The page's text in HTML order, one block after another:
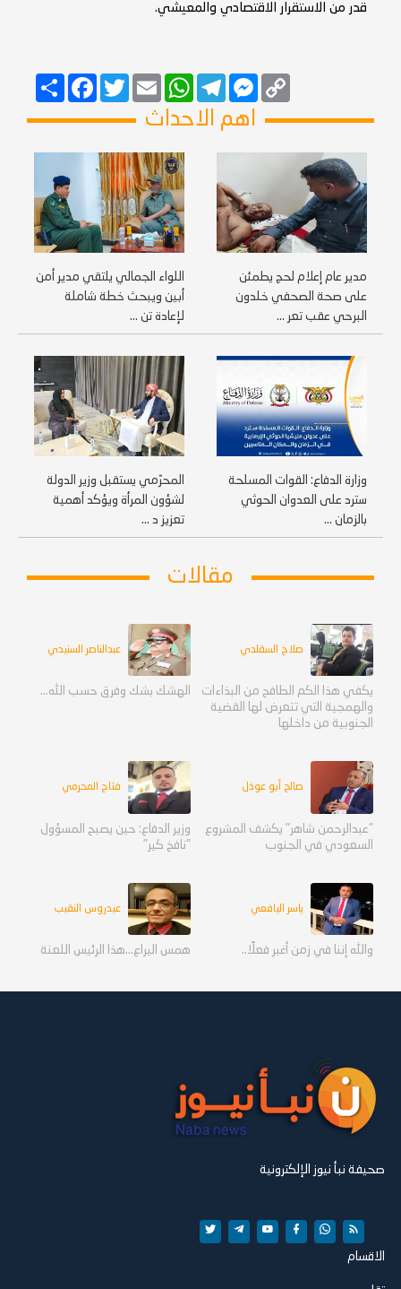
قدر من الاستقرار الاقتصادي والمعيشي.
انشر
FacebookTwitterEmail
WhatsAppTelegram
MessengerCopy
Link
اهم الاحداث
مدير عام إعلام لحج يطمئن
على صحة الصحفي خلدون
البرحي عقب تعر ...
اللواء الجمالي يلتقي مدير أمن
أبين ويبحث خطة شاملة
لإعادة تن ...
وزارة الدفاع: القوات المسلحة
سترد على العدوان الحوثي
بالزمان ...
المحرّمي يستقبل وزير الدولة
لشؤون المرأة ويؤكد أهمية
تعزيز د ...
مقالات
صلاح السقلدي
يكفي هذا الكم الطافح من البذاءات
والهمجية التي تتعرض لها القضية
الجنوبية من داخلها
عبدالناصر السنيدي
الهشك بشك وفرق حسب الله...
صالح أبو عوذل
"عبدالرحمن شاهر" يكشف المشروع
السعودي في الجنوب
فتاح المحرمي
وزير الدفاع: حين يصبح المسؤول
"نافخ كير"
ياسر اليافعي
والله إننا في زمن أغبر فعلًا..
عيدروس النقيب
همس اليراع...هذا الرئيس اللعنة
صحيفة نبأ نيوز الإلكترونية
الاقسام